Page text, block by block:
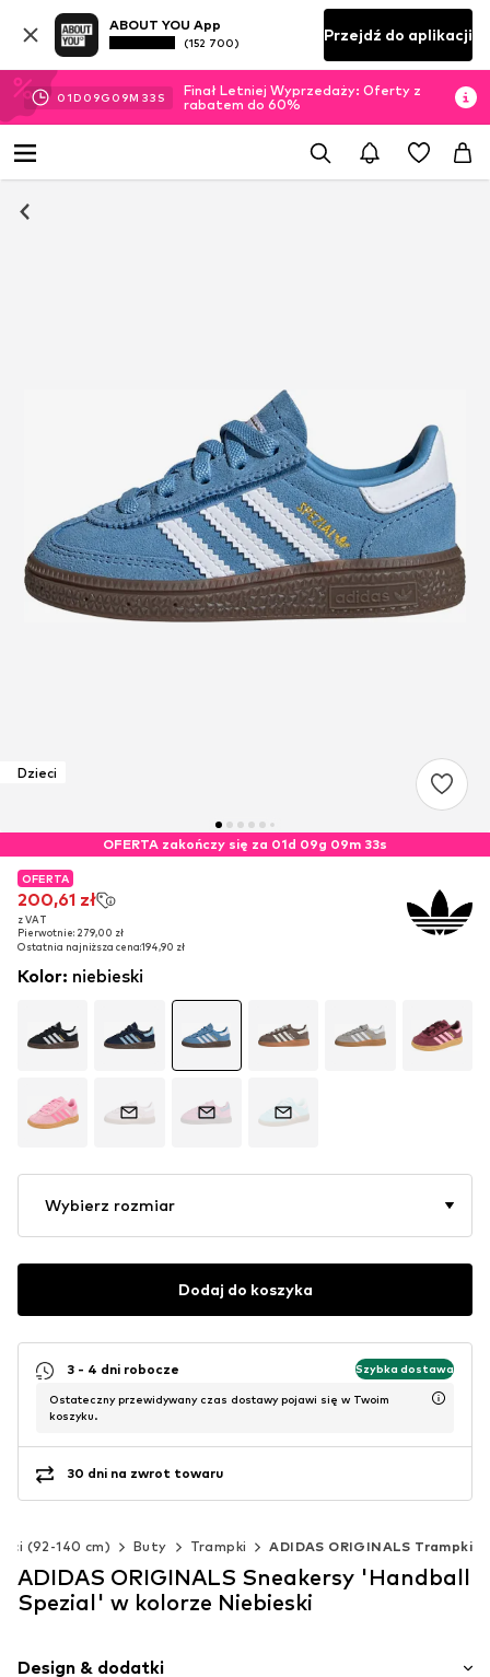
ABOUT YOU App
(152 700) Przejdź do aplikacji
01D 09G 09M 32 S
Finał Letniej Wyprzedaży: Oferty z
rabatem do 60%
Dzieci
OFERTA zakończy się za 01d 09g 09m 33s
OFERTA
200,61 zł
z VAT
Pierwotnie: 279,00 zł
Ostatnia najniższa cena:194,90 zł
OFERTA
200,61 zł
z VAT
Pierwotnie: 279,00 zł
Ostatnia najniższa cena:194,90 zł
Kolor: niebieski
Wybierz rozmiar
Dodaj do koszyka
3 - 4 dni robocze Szybka dostawa
Ostateczny przewidywany czas dostawy pojawi się w Twoim
koszyku.
30 dni na zwrot towaru
(92-140 cm) Buty Trampki ADIDAS ORIGINALS Trampki
ADIDAS ORIGINALS Sneakersy 'Handball
Spezial' w kolorze Niebieski
Design & dodatki